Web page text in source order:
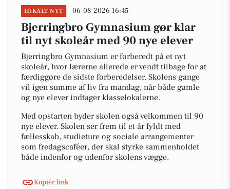
LOKALT NYT 06-08-2026 16:45
Bjerringbro Gymnasium gør klar
til nyt skoleår med 90 nye elever
Bjerringbro Gymnasium er forberedt på et nyt
skoleår, hvor lærerne allerede er vendt tilbage for at
færdiggøre de sidste forberedelser. Skolens gange
vil igen summe af liv fra mandag, når både gamle
og nye elever indtager klasselokalerne.
Med opstarten byder skolen også velkommen til 90
nye elever. Skolen ser frem til et år fyldt med
fællesskab, studieture og sociale arrangementer
som fredagscaféer, der skal styrke sammenholdet
både indenfor og udenfor skolens vægge.
Kopiér link